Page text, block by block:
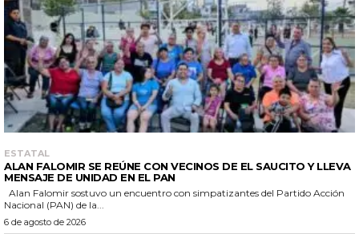
ESTATAL
ALAN FALOMIR SE REÚNE CON VECINOS DE EL SAUCITO Y LLEVA
MENSAJE DE UNIDAD EN EL PAN
Nacional (PAN) de la...
6 de agosto de 2026